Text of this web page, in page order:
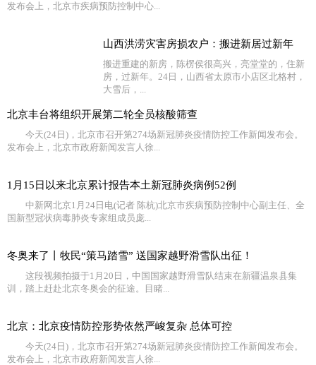
发布会上，北京市疾病预防控制中心...
山西洪涝灾害房损农户：搬进新居过新年
搬进重建的新房，陈楞侯很高兴，亮堂堂的，住新
房，过新年。24日，山西省太原市小店区北格村，
大雪后，...
北京丰台将组织开展第二轮全员核酸筛查
今天(24日)，北京市召开第274场新冠肺炎疫情防控工作新闻发布会。
发布会上，北京市政府新闻发言人徐...
1月15日以来北京累计报告本土新冠肺炎病例52例
中新网北京1月24日电(记者 陈杭)北京市疾病预防控制中心副主任、全
国新型冠状病毒肺炎专家组成员庞...
冬奥来了丨牧民“策马踏雪” 送国家越野滑雪队出征！
这段视频拍摄于1月20日，中国国家越野滑雪队结束在新疆温泉县集
训，踏上赶赴北京冬奥会的征途。目睹...
北京：北京疫情防控形势依然严峻复杂 总体可控
今天(24日)，北京市召开第274场新冠肺炎疫情防控工作新闻发布会。
发布会上，北京市政府新闻发言人徐...